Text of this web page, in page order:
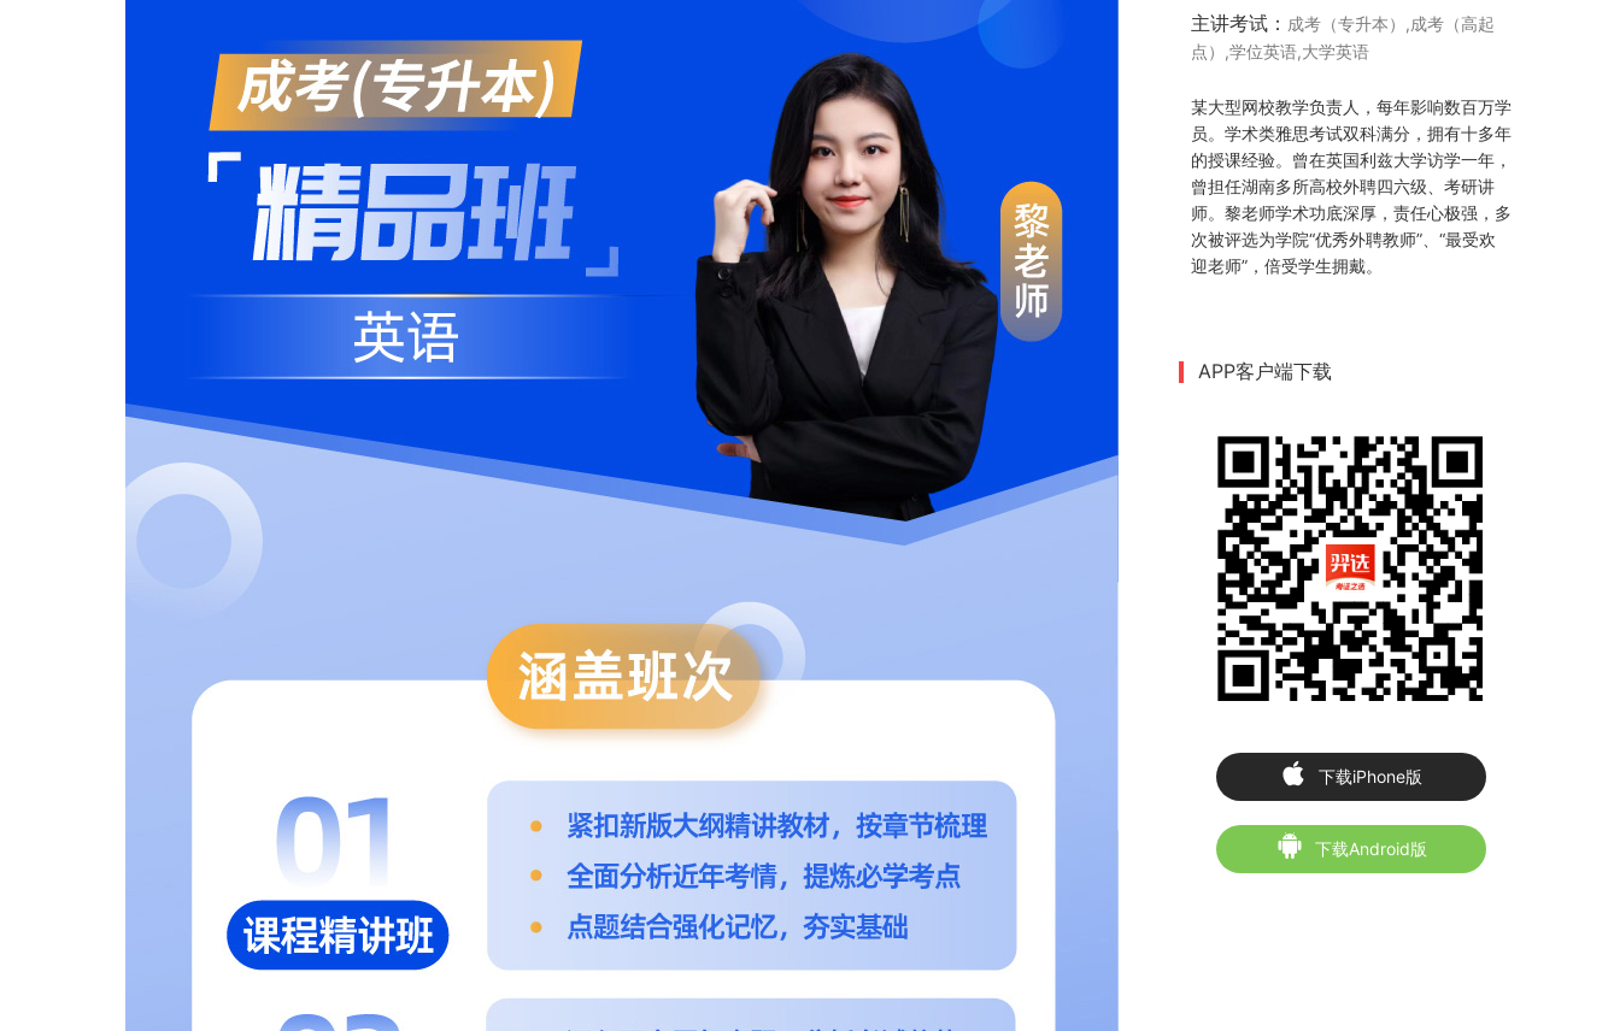
34-完形填空（五）
35-完形填空（六）
36-完形填空（七）
37-完形填空（八）
38-完形填空（九）
39-阅读理解（一）
40-阅读理解（二）
43-阅读理解（五）
45-阅读理解（七）
46-阅读理解（八）
47-对话（一）
48-对话（二）
49-写作（一）
50-写作（二）
主讲考试： 成考（专升本）,成考（高起
点）,学位英语,大学英语
某大型网校教学负责人，每年影响数百万学
员。学术类雅思考试双科满分，拥有十多年
的授课经验。曾在英国利兹大学访学一年，
曾担任湖南多所高校外聘四六级、考研讲
师。黎老师学术功底深厚，责任心极强，多
次被评选为学院“优秀外聘教师”、“最受欢
迎老师”，倍受学生拥戴。
APP客户端下载
下载iPhone版
下载Android版